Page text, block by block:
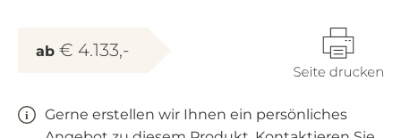
ab € 4.133,-
Gerne erstellen wir Ihnen ein persönliches